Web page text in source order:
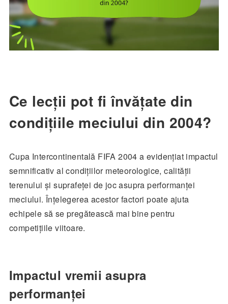
Ce lecții pot fi învățate din
condițiile meciului din 2004?
Cupa Intercontinentală FIFA 2004 a evidențiat impactul
semnificativ al condițiilor meteorologice, calității
terenului și suprafeței de joc asupra performanței
meciului. Înțelegerea acestor factori poate ajuta
echipele să se pregătească mai bine pentru
competițiile viitoare.
Impactul vremii asupra
performanței